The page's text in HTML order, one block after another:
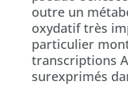
outre un
oxydatif très
particulier
transcriptions
surexprimés